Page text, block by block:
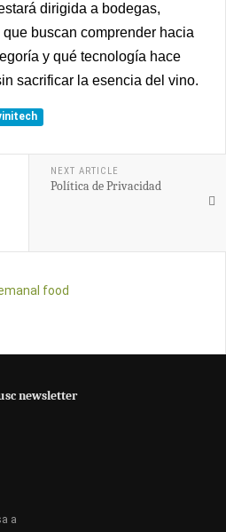
dirigida a bodegas,
buscan comprender hacia
y qué tecnología hace
sacrificar la esencia del vino.
NEXT ARTICLE
Política de Privacidad
a